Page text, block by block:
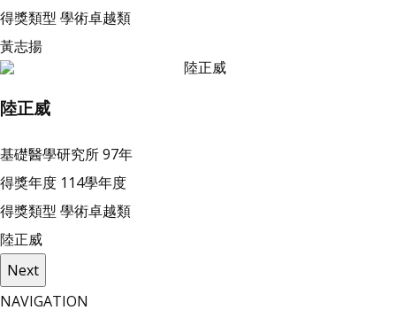
得獎類型 學術卓越類
黃志揚
陸正威
基礎醫學研究所97年
得獎年度 114學年度
得獎類型 學術卓越類
陸正威
Next
NAVIGATION